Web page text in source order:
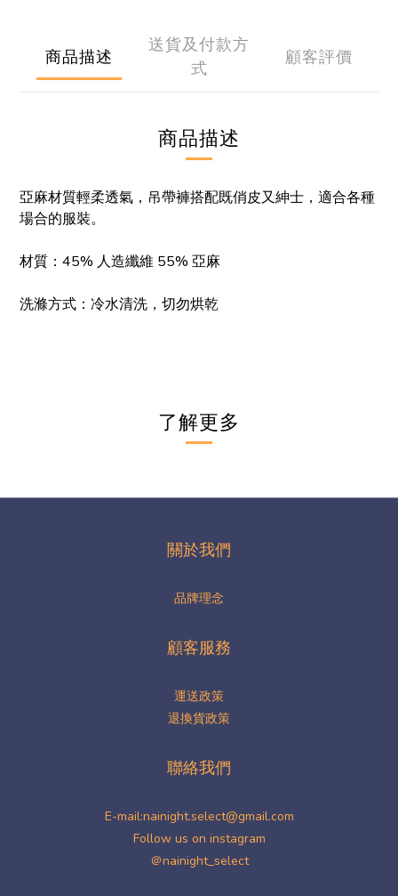
商品描述
送貨及付款方
式
顧客評價
商品描述
亞麻材質輕柔透氣，吊帶褲搭配既俏皮又紳士， 適合各種
場合的服裝。
材質 ：45% 人造纖維 55% 亞麻
洗滌方式：冷水清洗，切勿烘乾
了解更多
關於我們
品牌理念
顧客服務
運送政策
退換貨政策
聯絡我們
E-mail:nainight.select@gmail.com
Follow us on instagram
＠nainight_select